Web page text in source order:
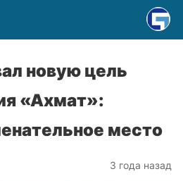
новую цель
«Ахмат»:
место
3 года назад